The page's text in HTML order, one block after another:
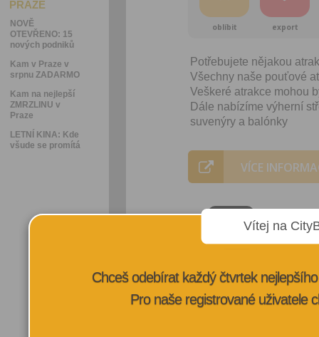
PRAZE
NOVĚ
OTEVŘENO: 15
nových podniků
Kam v Praze v
srpnu ZADARMO
Kam na nejlepší
ZMRZLINU v
Praze
LETNÍ KINA: Kde
všude se promítá
oblíbit export
Potřebujete nějakou
Všechny naše pouťové
Veškeré atrakce mohou
Dále nabízíme výherní
suvenýry a balónky
VÍCE
Vítej na
Chceš odebírat každý čtvrtek
Pro naše registrované uživatele